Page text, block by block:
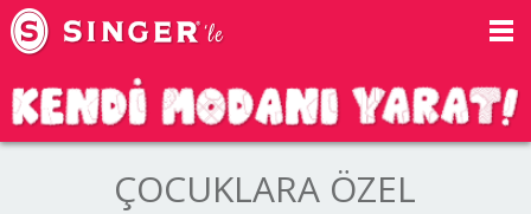
ÇOCUKLARA ÖZEL